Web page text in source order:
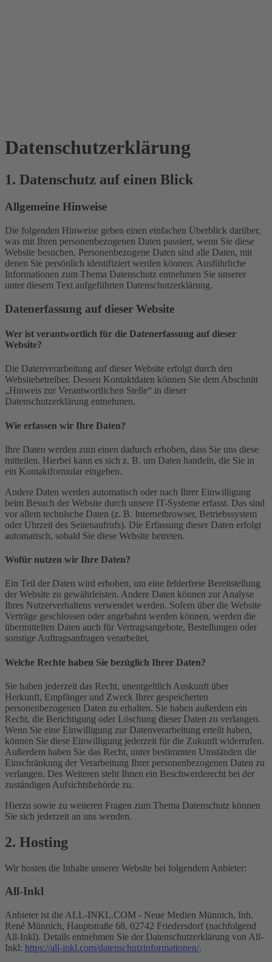
Datenschutz­erklärung
1. Datenschutz auf einen Blick
Allgemeine Hinweise
Die folgenden Hinweise geben einen einfachen Überblick darüber,
was mit Ihren personenbezogenen Daten passiert, wenn Sie diese
Website besuchen. Personenbezogene Daten sind alle Daten, mit
denen Sie persönlich identifiziert werden können. Ausführliche
Informationen zum Thema Datenschutz entnehmen Sie unserer
unter diesem Text aufgeführten Datenschutzerklärung.
Datenerfassung auf dieser Website
Wer ist verantwortlich für die Datenerfassung auf dieser
Website?
Die Datenverarbeitung auf dieser Website erfolgt durch den
Websitebetreiber. Dessen Kontaktdaten können Sie dem Abschnitt
„Hinweis zur Verantwortlichen Stelle“ in dieser
Datenschutzerklärung entnehmen.
Wie erfassen wir Ihre Daten?
Ihre Daten werden zum einen dadurch erhoben, dass Sie uns diese
mitteilen. Hierbei kann es sich z. B. um Daten handeln, die Sie in
ein Kontaktformular eingeben.
Andere Daten werden automatisch oder nach Ihrer Einwilligung
beim Besuch der Website durch unsere IT-Systeme erfasst. Das sind
vor allem technische Daten (z. B. Internetbrowser, Betriebssystem
oder Uhrzeit des Seitenaufrufs). Die Erfassung dieser Daten erfolgt
automatisch, sobald Sie diese Website betreten.
Wofür nutzen wir Ihre Daten?
Ein Teil der Daten wird erhoben, um eine fehlerfreie Bereitstellung
der Website zu gewährleisten. Andere Daten können zur Analyse
Ihres Nutzerverhaltens verwendet werden. Sofern über die Website
Verträge geschlossen oder angebahnt werden können, werden die
übermittelten Daten auch für Vertragsangebote, Bestellungen oder
sonstige Auftragsanfragen verarbeitet.
Welche Rechte haben Sie bezüglich Ihrer Daten?
Sie haben jederzeit das Recht, unentgeltlich Auskunft über
Herkunft, Empfänger und Zweck Ihrer gespeicherten
personenbezogenen Daten zu erhalten. Sie haben außerdem ein
Recht, die Berichtigung oder Löschung dieser Daten zu verlangen.
Wenn Sie eine Einwilligung zur Datenverarbeitung erteilt haben,
können Sie diese Einwilligung jederzeit für die Zukunft widerrufen.
Außerdem haben Sie das Recht, unter bestimmten Umständen die
Einschränkung der Verarbeitung Ihrer personenbezogenen Daten zu
verlangen. Des Weiteren steht Ihnen ein Beschwerderecht bei der
zuständigen Aufsichtsbehörde zu.
Hierzu sowie zu weiteren Fragen zum Thema Datenschutz können
Sie sich jederzeit an uns wenden.
2. Hosting
Wir hosten die Inhalte unserer Website bei folgendem Anbieter:
All-Inkl
Anbieter ist die ALL-INKL.COM - Neue Medien Münnich, Inh.
René Münnich, Hauptstraße 68, 02742 Friedersdorf (nachfolgend
All-Inkl). Details entnehmen Sie der Datenschutzerklärung von All-
Inkl: https://all-inkl.com/datenschutzinformationen/.